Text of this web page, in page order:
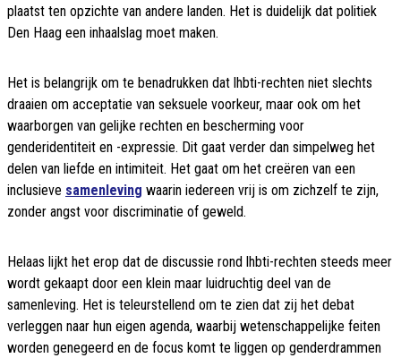
plaatst ten opzichte van andere landen. Het is duidelijk dat politiek
Den Haag een inhaalslag moet maken.
Het is belangrijk om te benadrukken dat lhbti-rechten niet slechts
draaien om acceptatie van seksuele voorkeur, maar ook om het
waarborgen van gelijke rechten en bescherming voor
genderidentiteit en -expressie. Dit gaat verder dan simpelweg het
delen van liefde en intimiteit. Het gaat om het creëren van een
inclusieve samenleving waarin iedereen vrij is om zichzelf te zijn,
zonder angst voor discriminatie of geweld.
Helaas lijkt het erop dat de discussie rond lhbti-rechten steeds meer
wordt gekaapt door een klein maar luidruchtig deel van de
samenleving. Het is teleurstellend om te zien dat zij het debat
verleggen naar hun eigen agenda, waarbij wetenschappelijke feiten
worden genegeerd en de focus komt te liggen op genderdrammen